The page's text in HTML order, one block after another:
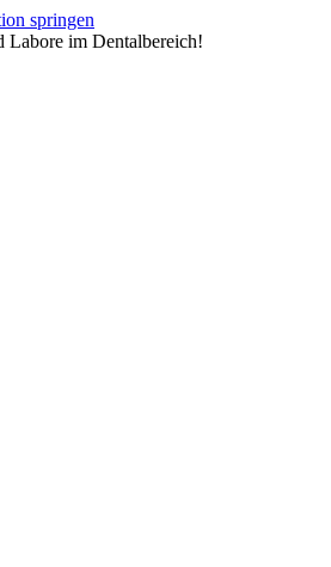
springen
Labore im Dentalbereich!